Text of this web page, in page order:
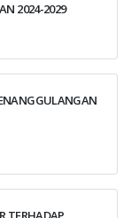
2024-2029